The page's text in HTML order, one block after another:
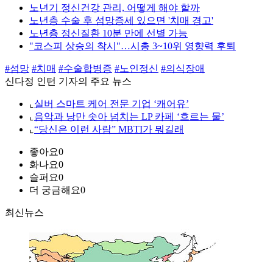
노년기 정신건강 관리, 어떻게 해야 할까
노년층 수술 후 섬망증세 있으면 '치매 경고'
노년층 정신질환 10분 만에 선별 가능
"코스피 상승의 착시"…시총 3~10위 영향력 후퇴
#섬망 #치매 #수술합병증 #노인정신 #의식장애
신다정 인턴 기자의 주요 뉴스
⌞ 실버 스마트 케어 전문 기업 ‘캐어유’
⌞ 음악과 낭만 솟아 넘치는 LP 카페 ‘흐르는 물’
⌞ “당신은 이런 사람” MBTI가 뭐길래
좋아요0
화나요0
슬퍼요0
더 궁금해요0
최신뉴스